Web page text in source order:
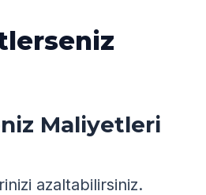
Maliyetleri
azaltabilirsiniz.